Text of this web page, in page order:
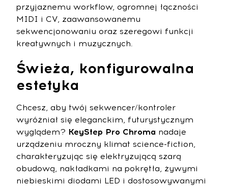
przyjaznemu workflow, ogromnej łączności
MIDI i CV, zaawansowanemu
sekwencjonowaniu oraz szeregowi funkcji
kreatywnych i muzycznych.
Świeża, konfigurowalna
estetyka
Chcesz, aby twój sekwencer/kontroler
wyróżniał się eleganckim, futurystycznym
wyglądem? KeyStep Pro Chroma nadaje
urządzeniu mroczny klimat science-fiction,
charakteryzując się elektryzującą szarą
obudową, nakładkami na pokrętła, żywymi
niebieskimi diodami LED i dostosowywanymi